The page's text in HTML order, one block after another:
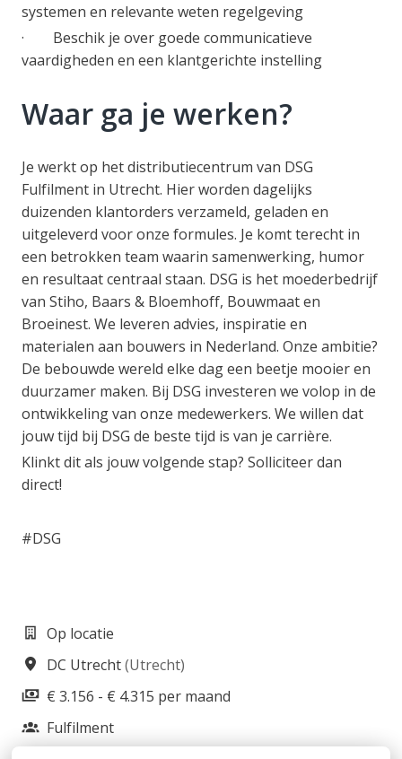
systemen en relevante weten regelgeving
· Beschik je over goede communicatieve
vaardigheden en een klantgerichte instelling
Waar ga je werken?
Je werkt op het distributiecentrum van DSG
Fulfilment in Utrecht. Hier worden dagelijks
duizenden klantorders verzameld, geladen en
uitgeleverd voor onze formules. Je komt terecht in
een betrokken team waarin samenwerking, humor
en resultaat centraal staan. DSG is het moederbedrijf
van Stiho, Baars & Bloemhoff, Bouwmaat en
Broeinest. We leveren advies, inspiratie en
materialen aan bouwers in Nederland. Onze ambitie?
De bebouwde wereld elke dag een beetje mooier en
duurzamer maken. Bij DSG investeren we volop in de
ontwikkeling van onze medewerkers. We willen dat
jouw tijd bij DSG de beste tijd is van je carrière.
Klinkt dit als jouw volgende stap? Solliciteer dan
direct!
#DSG
Op locatie
DC Utrecht(Utrecht)
€ 3.156 - € 4.315 per maand
Fulfilment